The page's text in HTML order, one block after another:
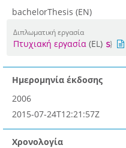
bachelorThesis (EN)
Διπλωματική εργασία
Πτυχιακή εργασία (EL)
Ημερομηνία έκδοσης
2006
2015-07-24T12:21:57Z
Χρονολογία